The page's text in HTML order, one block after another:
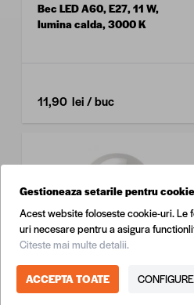
Bec LED A60, E27, 11 W,
lumina calda, 3000 K
11,90 lei/ buc
Gestioneaza setarile pentru
Acest website foloseste cookie-uri. Le
uri necesare pentru a asigura
Citeste mai multe detalii.
ACCEPTA TOATE